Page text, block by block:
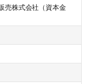
売株式会社（資本金